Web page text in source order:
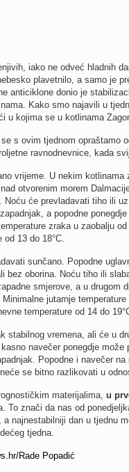
iako ne odveć hladnih
plavetnilo, a samo je
anticiklone donio je
Kako smo najavili u
u kojima se u kotlinama
s ovim tjednom opraštamo
ravnodnevnice, kada
vrijeme. U nekim kotlinama
otvorenim morem
Noću će prevladavati tiho ili
a popodne
zraka u zaobalju
13 do 18°C.
sunčano. Popodne
bez oborina. Noću tiho ili
smjerove, a u drugom
jutarnje
temperature od 14 do
stabilnog vremena, ali će u
navečer ponegdje
Popodne i navečer
se bitno razlikovati u
materijalima, u
To znači da nas od
a najnestabilniji dan u tjednu
tjedna.
Rade Popadić